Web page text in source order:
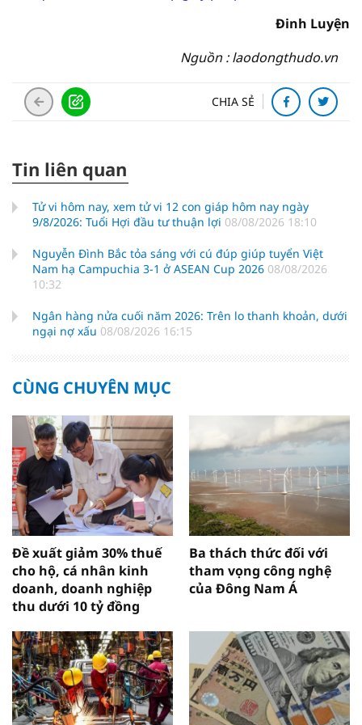
Đinh Luyện
Nguồn : laodongthudo.vn
CHIA SẺ
Tin liên quan
Tử vi hôm nay, xem tử vi 12 con giáp hôm nay ngày
9/8/2026: Tuổi Hợi đầu tư thuận lợi 08/08/2026 18:10
Nguyễn Đình Bắc tỏa sáng với cú đúp giúp tuyển Việt
Nam hạ Campuchia 3-1 ở ASEAN Cup 2026 08/08/2026
10:32
Ngân hàng nửa cuối năm 2026: Trên lo thanh khoản, dưới
ngại nợ xấu 08/08/2026 16:15
CÙNG CHUYÊN MỤC
Đề xuất giảm 30% thuế
cho hộ, cá nhân kinh
doanh, doanh nghiệp
thu dưới 10 tỷ đồng
Ba thách thức đối với
tham vọng công nghệ
của Đông Nam Á